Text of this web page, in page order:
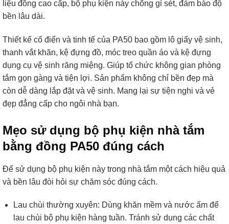
liệu đồng cao cấp, bộ phụ kiện này chống gỉ sét, đảm bảo độ
bền lâu dài.
Thiết kế cổ điển và tinh tế của PA50 bao gồm lô giấy vệ sinh,
thanh vắt khăn, kệ đựng đồ, móc treo quần áo và kệ đựng
dụng cụ vệ sinh răng miệng. Giúp tổ chức không gian phòng
tắm gọn gàng và tiện lợi. Sản phẩm không chỉ bền đẹp mà
còn dễ dàng lắp đặt và vệ sinh. Mang lại sự tiện nghi và vẻ
đẹp đẳng cấp cho ngôi nhà bạn.
Mẹo sử dụng bộ phụ kiện nhà tắm
bằng đồng PA50 đúng cách
Để sử dụng bộ phụ kiện này trong nhà tắm một cách hiệu quả
và bền lâu đòi hỏi sự chăm sóc đúng cách.
Lau chùi thường xuyên: Dùng khăn mềm và nước ấm để
lau chùi bộ phụ kiện hàng tuần. Tránh sử dụng các chất